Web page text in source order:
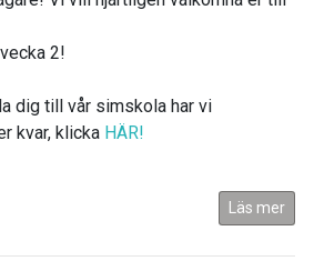
2!
dig till vår simskola har vi
kvar, klicka HÄR!
Läs mer